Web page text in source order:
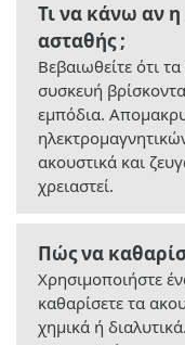
Τι να κάνω αν
ασταθής ;
Βεβαιωθείτε ότι
συσκευή
εμπόδια.
ακουστικά και
χρειαστεί.
Πώς να
Χρησιμοποιήστε
καθαρίσετε τα
χημικά ή